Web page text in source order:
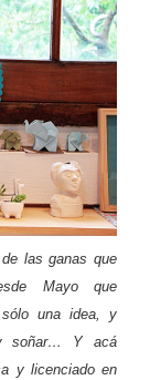
las ganas que
Mayo que
una idea, y
soñar… Y acá
y licenciado en